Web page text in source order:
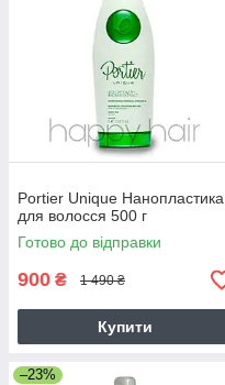
Portier Unique Нанопластика
для волосся 500 г
Готово до відправки
900 ₴ 1 490 ₴
Купити
–23%